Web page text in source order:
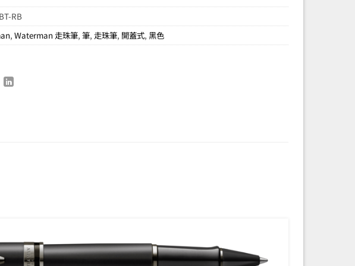
RB
,Waterman 走珠筆,筆,走珠筆, 開蓋式,黑色